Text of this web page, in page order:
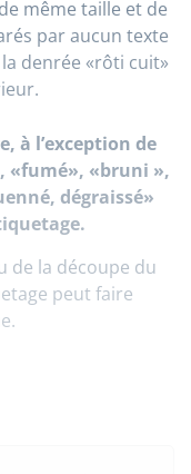
même taille et de
par aucun texte
denrée «rôti cuit»
à l’exception de
«fumé», «bruni »,
dégraissé»
de la découpe du
peut faire